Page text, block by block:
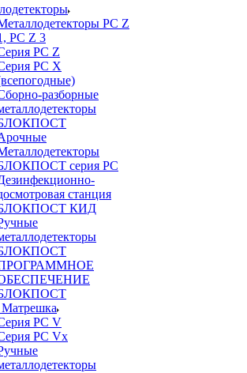
РС Z
PC Z 3
РС Z
РС X
разборные
серия РС
станция
КИД
PC V
PC Vx